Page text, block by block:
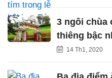
3 ngôi chùa
thiêng bậc
14 Th1, 2020